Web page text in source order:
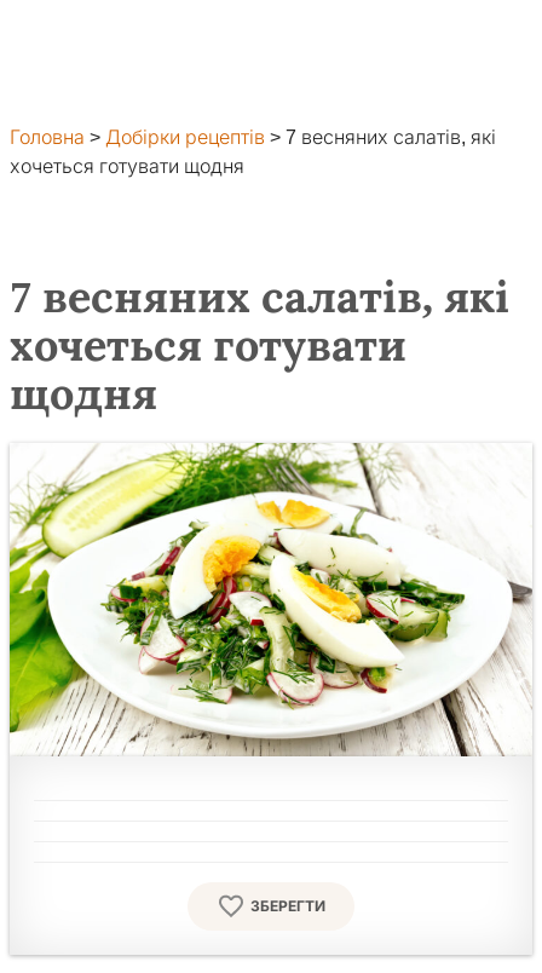
Головна > Добірки рецептів > 7 весняних салатів, які
хочеться готувати щодня
7 весняних салатів, які
хочеться готувати
щодня
ЗБЕРЕГТИ